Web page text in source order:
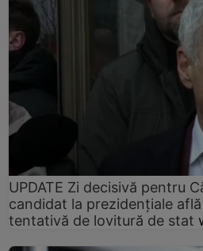
UPDATE Zi decisivă pentru
candidat la prezidențiale
tentativă de lovitură de stat